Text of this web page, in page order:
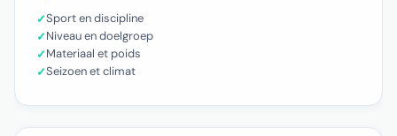
Sport en discipline
Niveau en doelgroep
Materiaal et poids
Seizoen et climat